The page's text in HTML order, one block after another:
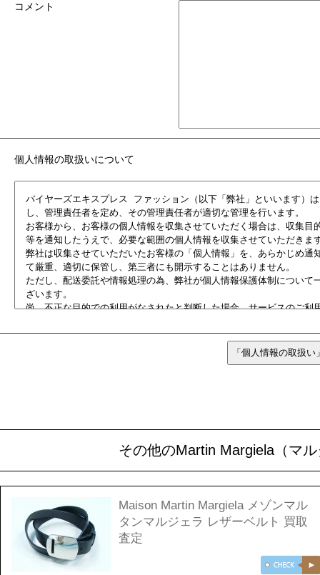
コメント
個人情報の取扱いについて
その他のMartin Margiela（マ
Maison Martin Margiela メゾンマル
タンマルジェラ レザーベルト 買取
査定